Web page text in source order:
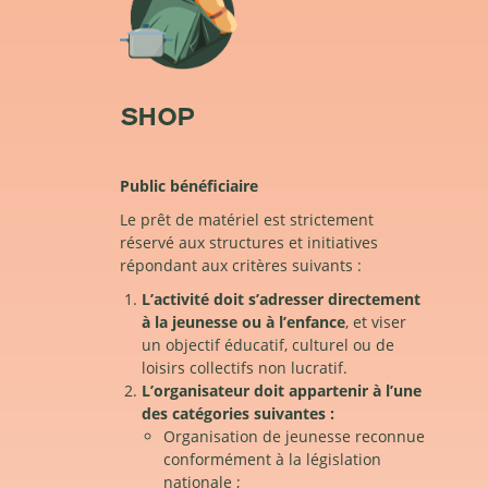
SHOP
Public bénéficiaire
Le prêt de matériel est strictement
réservé aux structures et initiatives
répondant aux critères suivants :
L’activité doit s’adresser directement
à la jeunesse ou à l’enfance, et viser
un objectif éducatif, culturel ou de
loisirs collectifs non lucratif.
L’organisateur doit appartenir à l’une
des catégories suivantes :
Organisation de jeunesse reconnue
conformément à la législation
nationale ;